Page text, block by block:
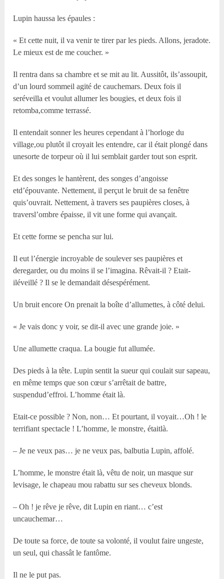
Lupin haussa les épaules :
« Et cette nuit, il va venir te tirer par les pieds. Allons, jeradote.
Le mieux est de me coucher. »
Il rentra dans sa chambre et se mit au lit. Aussitôt, ils’assoupit,
d’un lourd sommeil agité de cauchemars. Deux fois il
seréveilla et voulut allumer les bougies, et deux fois il
retomba,comme terrassé.
Il entendait sonner les heures cependant à l’horloge du
village,ou plutôt il croyait les entendre, car il était plongé dans
unesorte de torpeur où il lui semblait garder tout son esprit.
Et des songes le hantèrent, des songes d’angoisse
etd’épouvante. Nettement, il perçut le bruit de sa fenêtre
quis’ouvrait. Nettement, à travers ses paupières closes, à
traversl’ombre épaisse, il vit une forme qui avançait.
Et cette forme se pencha sur lui.
Il eut l’énergie incroyable de soulever ses paupières et
deregarder, ou du moins il se l’imagina. Rêvait-il ? Etait-
iléveillé ? Il se le demandait désespérément.
Un bruit encore On prenait la boîte d’allumettes, à côté delui.
« Je vais donc y voir, se dit-il avec une grande joie. »
Une allumette craqua. La bougie fut allumée.
Des pieds à la tête. Lupin sentit la sueur qui coulait sur sapeau,
en même temps que son cœur s’arrêtait de battre,
suspendud’effroi. L’homme était là.
Etait-ce possible ? Non, non… Et pourtant, il voyait…Oh ! le
terrifiant spectacle ! L’homme, le monstre, étaitlà.
– Je ne veux pas… je ne veux pas, balbutia Lupin, affolé.
L’homme, le monstre était là, vêtu de noir, un masque sur
levisage, le chapeau mou rabattu sur ses cheveux blonds.
– Oh ! je rêve je rêve, dit Lupin en riant… c’est
uncauchemar…
De toute sa force, de toute sa volonté, il voulut faire ungeste,
un seul, qui chassât le fantôme.
Il ne le put pas.